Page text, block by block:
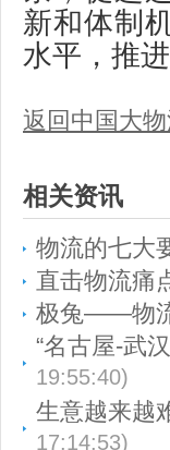
新和体制
水平，推
返回中国大
相关资讯
物流的七大
直击物流痛
极兔——物
“名古屋-武
19:55:40)
生意越来越
17:14:53)